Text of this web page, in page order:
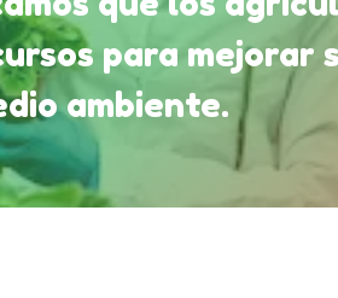
para mejorar
ambiente.